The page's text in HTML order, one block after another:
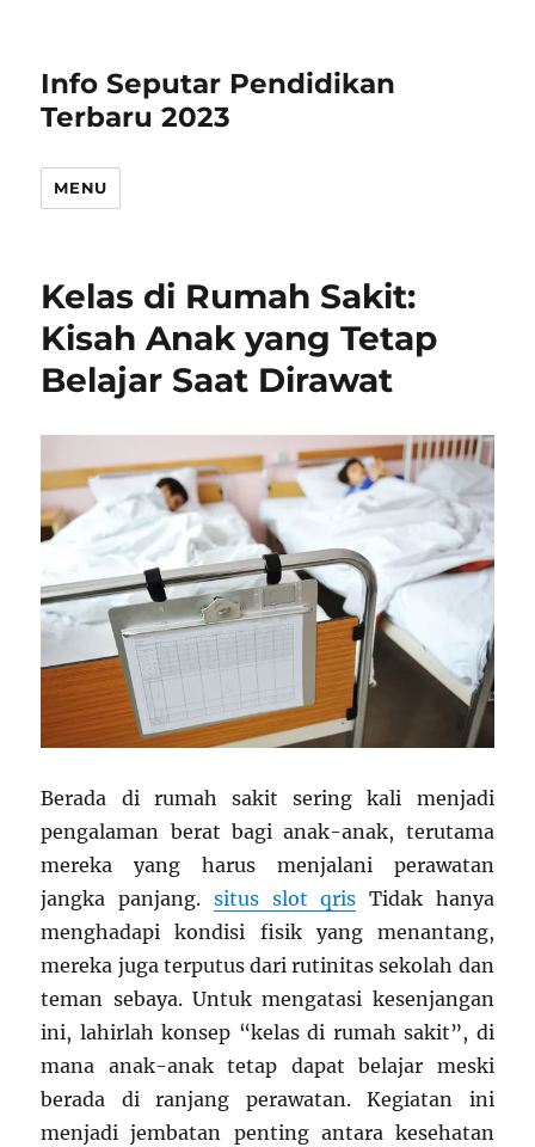
Info Seputar Pendidikan
Terbaru 2023
MENU
Kelas di Rumah Sakit:
Kisah Anak yang Tetap
Belajar Saat Dirawat
Berada di rumah sakit sering kali menjadi
pengalaman berat bagi anak-anak, terutama
mereka yang harus menjalani perawatan
jangka panjang. situs slot qris Tidak hanya
menghadapi kondisi fisik yang menantang,
mereka juga terputus dari rutinitas sekolah dan
teman sebaya. Untuk mengatasi kesenjangan
ini, lahirlah konsep “kelas di rumah sakit”, di
mana anak-anak tetap dapat belajar meski
berada di ranjang perawatan. Kegiatan ini
menjadi jembatan penting antara kesehatan